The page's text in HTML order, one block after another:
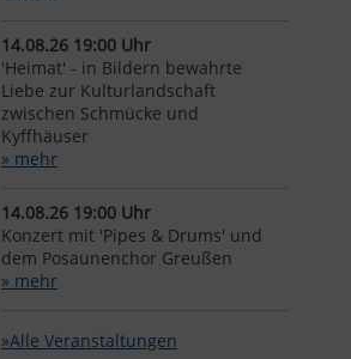
14.08.26 19:00 Uhr
'Heimat' - in Bildern bewahrte
Liebe zur Kulturlandschaft
zwischen Schmücke und
Kyffhäuser
» mehr
14.08.26 19:00 Uhr
Konzert mit 'Pipes & Drums' und
dem Posaunenchor Greußen
» mehr
»Alle Veranstaltungen